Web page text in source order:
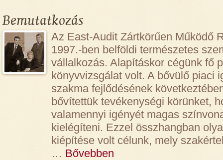
Bemutatkozás
Az East-Audit Zártkörűen Működő
1997.-ben belföldi természetes
vállalkozás. Alapításkor cégünk fő
könyvvizsgálat volt. A bővülő piaci
szakma fejlődésének
bővítettük tevékenységi körünket,
valamennyi igényét magas
kielégíteni. Ezzel összhangban
kiépítése volt célunk, mely
… Bővebben